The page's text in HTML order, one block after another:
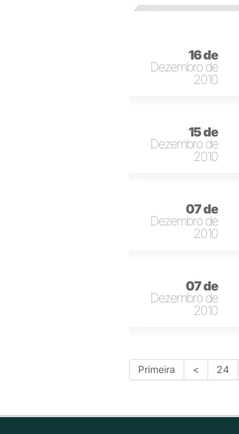
16 de
Dezembro de
2010
15 de
Dezembro de
2010
07 de
Dezembro de
2010
07 de
Dezembro de
2010
Primeira < 24